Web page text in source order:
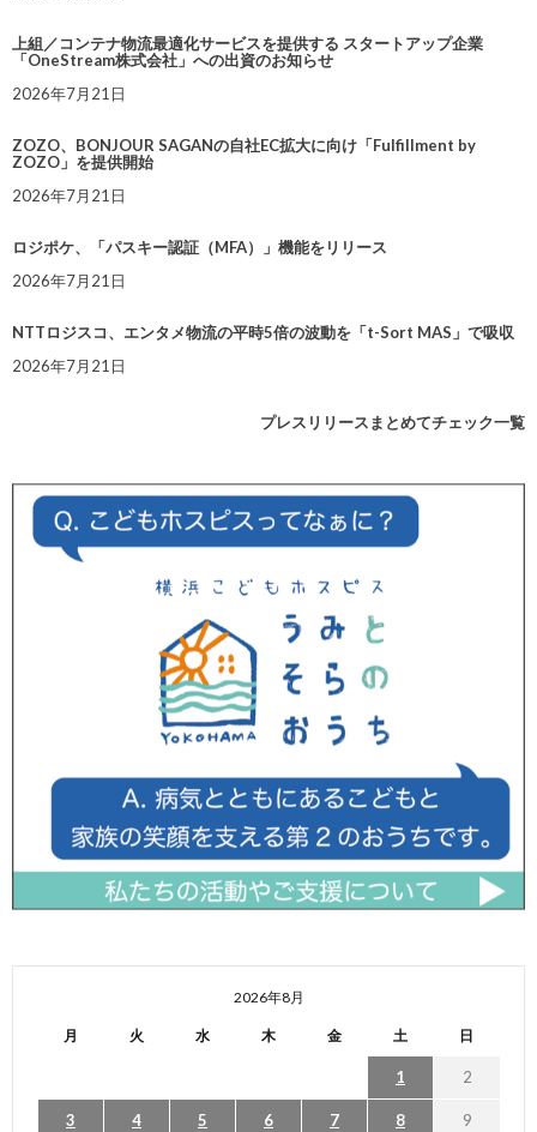
上組／コンテナ物流最適化サービスを提供する スタートアップ企業
「OneStream株式会社」への出資のお知らせ
2026年7月21日
ZOZO、BONJOUR SAGANの自社EC拡大に向け「Fulfillment by
ZOZO」を提供開始
2026年7月21日
ロジポケ、「パスキー認証（MFA）」機能をリリース
2026年7月21日
NTTロジスコ、エンタメ物流の平時5倍の波動を「t-Sort MAS」で吸収
2026年7月21日
プレスリリースまとめてチェック一覧
2026年8月
月 火 水 木 金 土 日
1 2
3 4 5 6 7 8 9